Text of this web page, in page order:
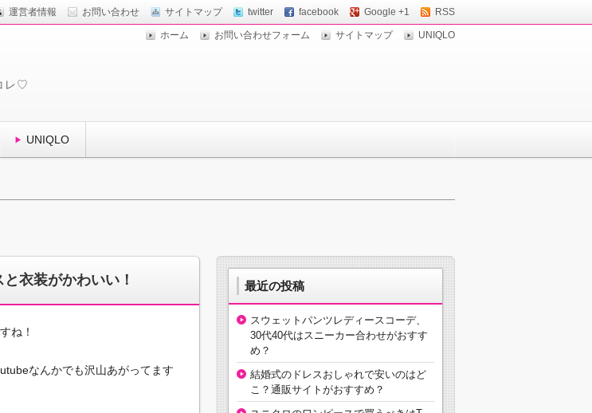
運営者情報 お問い合わせ サイトマップ twitter facebook Google +1 RSS
ホーム お問い合わせフォーム サイトマップ UNIQLO
レ♡
UNIQLO
衣装がかわいい！
ね！
なんかでも沢山あがってます
最近の投稿
スウェットパンツレディースコーデ、
30代40代はスニーカー合わせがおすす
め？
結婚式のドレスおしゃれで安いのはど
こ？通販サイトがおすすめ？